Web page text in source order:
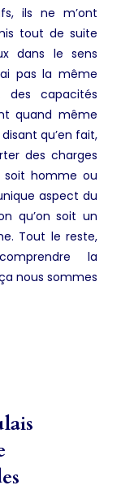
ils ne m’ont
tout de suite
dans le sens
pas la même
des capacités
quand même
qu’en fait,
des charges
soit homme ou
aspect du
qu’on soit un
Tout le reste,
la
nous sommes